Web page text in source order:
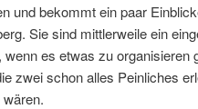
und bekommt ein paar
Sie sind mittlerweile ein
wenn es etwas zu organisieren
zwei schon alles Peinliches